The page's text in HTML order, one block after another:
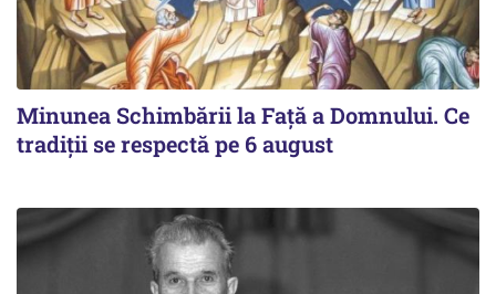
Minunea Schimbării la Față a Domnului. Ce
tradiții se respectă pe 6 august